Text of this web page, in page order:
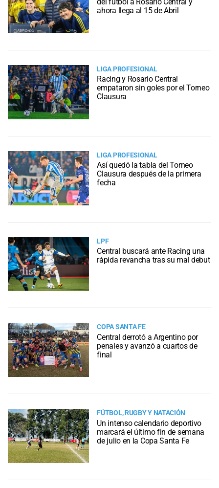
ahora llega al 15 de Abril
LIGA PROFESIONAL
Racing y Rosario Central
empataron sin goles por el Torneo
Clausura
LIGA PROFESIONAL
Así quedó la tabla del Torneo
Clausura después de la primera
fecha
LPF
Central buscará ante Racing una
rápida revancha tras su mal debut
COPA SANTA FE
Central derrotó a Argentino por
penales y avanzó a cuartos de
final
FÚTBOL, RUGBY Y NATACIÓN
Un intenso calendario deportivo
marcará el último fin de semana
de julio en la Copa Santa Fe